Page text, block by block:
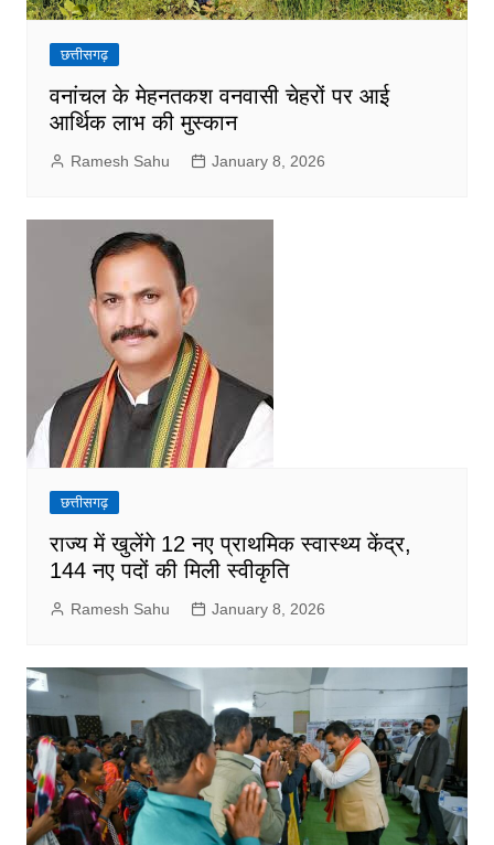
छत्तीसगढ़
वनांचल के मेहनतकश वनवासी चेहरों पर आई
आर्थिक लाभ की मुस्कान
Ramesh Sahu January 8, 2026
छत्तीसगढ़
राज्य में खुलेंगे 12 नए प्राथमिक स्वास्थ्य केंद्र,
144 नए पदों की मिली स्वीकृति
Ramesh Sahu January 8, 2026